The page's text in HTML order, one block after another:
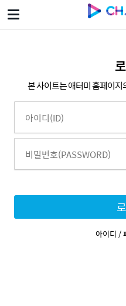
본 사이트는 애터미 홈페이
아이디 /